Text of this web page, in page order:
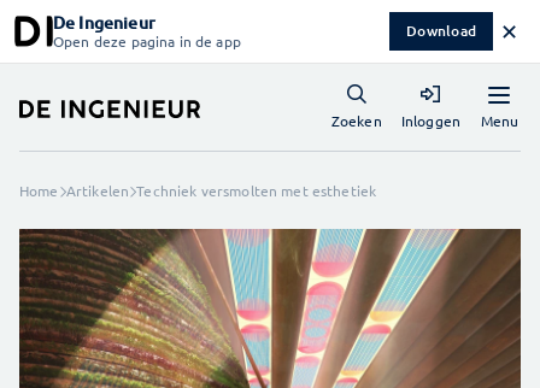
De Ingenieur
Open deze pagina in de app Download ✕
Menu
Zoeken Inloggen
Home Artikelen Techniek versmolten met esthetiek